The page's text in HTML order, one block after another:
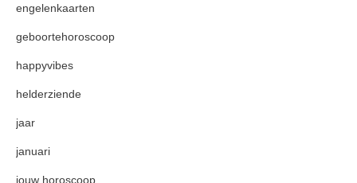
engelenkaarten
geboortehoroscoop
happyvibes
helderziende
jaar
januari
jouw horoscoop